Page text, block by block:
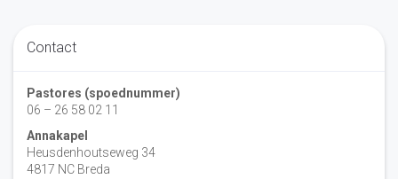
Contact
Pastores (spoednummer)
06 – 26 58 02 11
Annakapel
Heusdenhoutseweg 34
4817 NC Breda